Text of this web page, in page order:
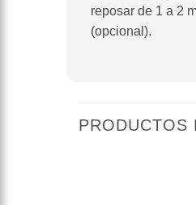
reposar de 1 a 2
(opcional).
PRODUCTOS